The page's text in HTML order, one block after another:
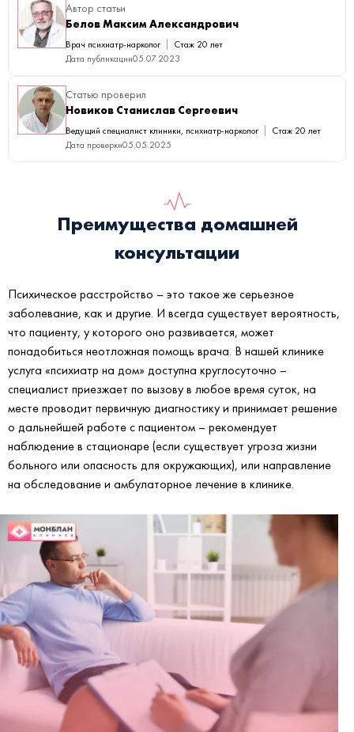
Автор статьи
Белов Максим Александрович
Врач психиатр-нарколог
Стаж 20 лет
Дата публикации05.07.2023
Статью проверил
Новиков Станислав Сергеевич
Ведущий специалист клиники, психиатр-нарколог
Стаж 20 лет
Дата проверки05.05.2025
Преимущества домашней
консультации
Психическое расстройство – это такое же серьезное
заболевание, как и другие. И всегда существует вероятность,
что пациенту, у которого оно развивается, может
понадобиться неотложная помощь врача. В нашей клинике
услуга «психиатр на дом» доступна круглосуточно –
специалист приезжает по вызову в любое время суток, на
месте проводит первичную диагностику и принимает решение
о дальнейшей работе с пациентом – рекомендует
наблюдение в стационаре (если существует угроза жизни
больного или опасность для окружающих), или направление
на обследование и амбулаторное лечение в клинике.